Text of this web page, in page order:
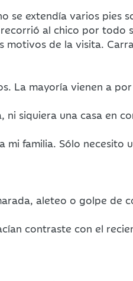
se extendía varios pies
al chico por todo
de la visita.
La mayoría vienen a
siquiera una casa en
familia. Sólo
aleteo o golpe de
contraste con el